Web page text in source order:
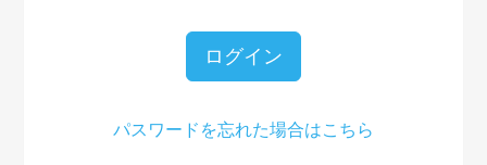
ログイン
パスワードを忘れた場合はこちら